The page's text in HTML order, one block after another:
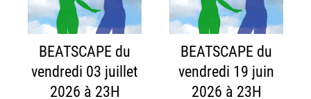
BEATSCAPE du
vendredi 03 juillet
2026 à 23H
BEATSCAPE du
vendredi 19 juin
2026 à 23H